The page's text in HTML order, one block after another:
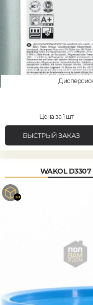
Цена за 1 шт
БЫСТРЫЙ ЗАКАЗ
WAKOL